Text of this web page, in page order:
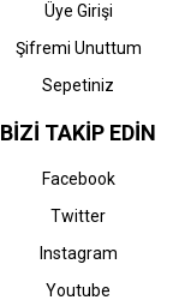
Üye Girişi
Şifremi Unuttum
Sepetiniz
BİZİ TAKİP EDİN
Facebook
Twitter
Instagram
Youtube